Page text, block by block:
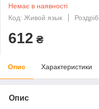
Немає в наявності
Код: Живой язык
Роздріб
612 ₴
Опис Характеристики
Опис